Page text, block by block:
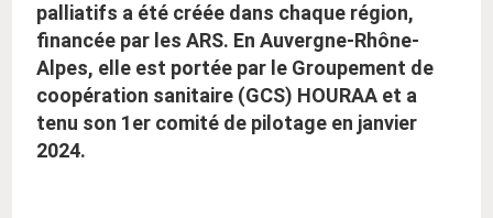
palliatifs a été créée dans chaque région,
financée par les ARS. En Auvergne-Rhône-
Alpes, elle est portée par le Groupement de
coopération sanitaire (GCS) HOURAA et a
tenu son 1er comité de pilotage en janvier
2024.